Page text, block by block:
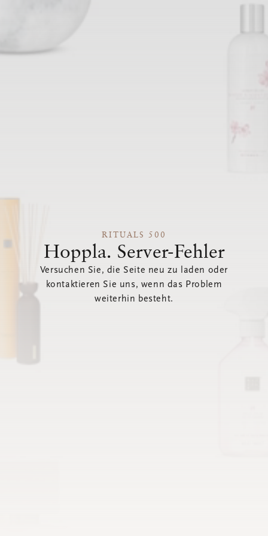
RITUALS 500
Hoppla. Server-Fehler
Versuchen Sie, die Seite neu zu laden oder
kontaktieren Sie uns, wenn das Problem
weiterhin besteht.